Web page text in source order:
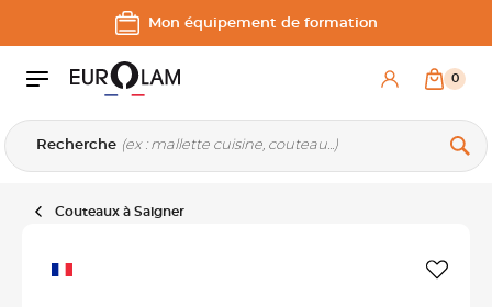
Aller au contenu
Aller à la navigation principale
Mon équipement de formation
Recherche
0
Couteaux à Saigner